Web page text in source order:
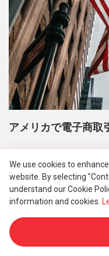
アメリカで電子商取
We use cookies to
website. By selecting
understand our Cookie
information and cookies.